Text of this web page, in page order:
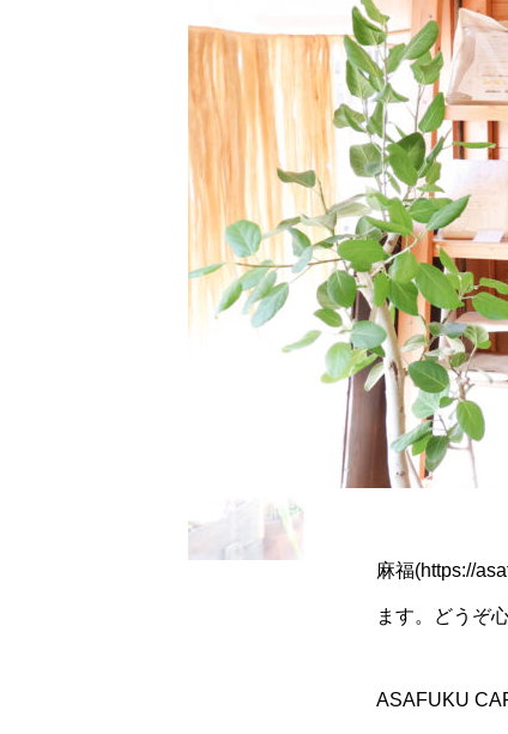
麻福(https://
ます。どうぞ
ASAFUKU